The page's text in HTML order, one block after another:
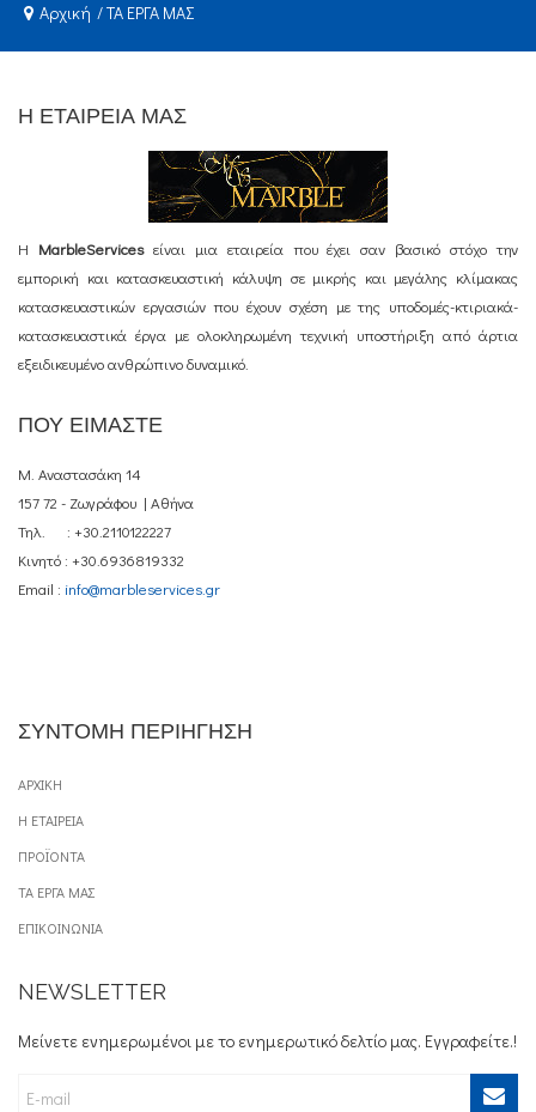
Αρχική ΤΑ ΕΡΓΑ ΜΑΣ
Η ΕΤΑΙΡΕΙΑ ΜΑΣ
Η MarbleServicesείναι μια εταιρεία που έχει σαν βασικό στόχο την
εμπορική και κατασκευαστική κάλυψη σε μικρής και μεγάλης κλίμακας
κατασκευαστικών εργασιών που έχουν σχέση με της υποδομές-κτιριακά-
κατασκευαστικά έργα με ολοκληρωμένη τεχνική υποστήριξη από άρτια
εξειδικευμένο ανθρώπινο δυναμικό.
ΠΟΥ ΕΙΜΑΣΤΕ
Μ. Αναστασάκη 14
157 72 - Ζωγράφου | Αθήνα
Τηλ. : +30.2110122227
Κινητό : +30.6936819332
Email : info@marbleservices.gr
ΣΥΝΤΟΜΗ ΠΕΡΙΗΓΗΣΗ
ΑΡΧΙΚΗ
Η ΕΤΑΙΡΕΙΑ
ΠΡΟΪΟΝΤΑ
ΤΑ ΕΡΓΑ ΜΑΣ
ΕΠΙΚΟΙΝΩΝΙΑ
NEWSLETTER
Μείνετε ενημερωμένοι με το ενημερωτικό δελτίο μας. Εγγραφείτε.!